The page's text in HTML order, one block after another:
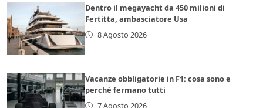
Dentro il megayacht da 450 milioni di
Fertitta, ambasciatore Usa
8 Agosto 2026
Vacanze obbligatorie in F1: cosa sono e
perché fermano tutti
7 Agosto 2026